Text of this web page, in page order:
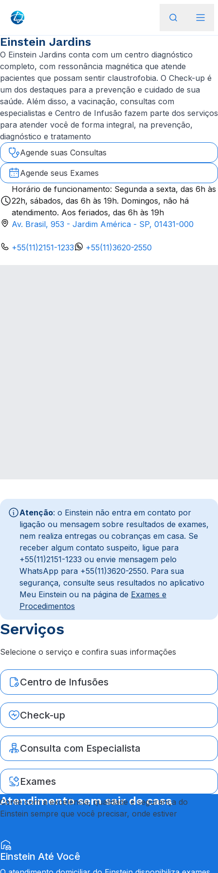
Einstein Jardins
O Einstein Jardins conta com um centro diagnóstico
completo, com ressonância magnética que atende
pacientes que possam sentir claustrofobia. O Check-up é
um dos destaques para a prevenção e cuidado de sua
saúde. Além disso, a vacinação, consultas com
especialistas e Centro de Infusão fazem parte dos serviços
para atender você de forma integral, na prevenção,
diagnóstico e tratamento
Agende suas Consultas
Agende seus Exames
Horário de funcionamento: Segunda a sexta, das 6h às
22h, sábados, das 6h às 19h. Domingos, não há
atendimento. Aos feriados, das 6h às 19h
Av. Brasil, 953 - Jardim América - SP, 01431-000
+55(11)2151-1233 +55(11)3620-2550
Atenção: o Einstein não entra em contato por
ligação ou mensagem sobre resultados de exames,
nem realiza entregas ou cobranças em casa. Se
receber algum contato suspeito, ligue para
+55(11)2151-1233 ou envie mensagem pelo
WhatsApp para +55(11)3620-2550. Para sua
segurança, consulte seus resultados no aplicativo
Meu Einstein ou na página de Exames e
Procedimentos
Serviços
Selecione o serviço e confira suas informações
Centro de Infusões
Check-up
Consulta com Especialista
Exames
Atendimento sem sair de casa
Conte com a excelência, qualidade e segurança do
Einstein sempre que você precisar, onde estiver
Einstein Até Você